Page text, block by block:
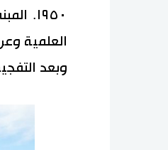
العلمية
وبعد